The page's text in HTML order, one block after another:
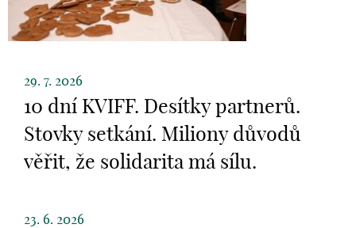
29. 7. 2026
10 dní KVIFF. Desítky partnerů.
Stovky setkání. Miliony důvodů
věřit, že solidarita má sílu.
23. 6. 2026